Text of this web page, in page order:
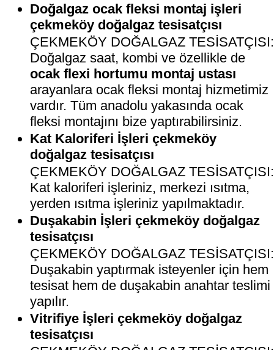
Doğalgaz ocak fleksi montaj işleri
çekmeköy doğalgaz tesisatçısı
ÇEKMEKÖY DOĞALGAZ TESİSATÇISI:
Doğalgaz saat, kombi ve özellikle de
ocak flexi hortumu montaj ustası
arayanlara ocak fleksi montaj hizmetimiz
vardır. Tüm anadolu yakasında ocak
fleksi montajını bize yaptırabilirsiniz.
Kat Kaloriferi İşleri çekmeköy
doğalgaz tesisatçısı
ÇEKMEKÖY DOĞALGAZ TESİSATÇISI:
Kat kaloriferi işleriniz, merkezi ısıtma,
yerden ısıtma işleriniz yapılmaktadır.
Duşakabin İşleri çekmeköy doğalgaz
tesisatçısı
ÇEKMEKÖY DOĞALGAZ TESİSATÇISI:
Duşakabin yaptırmak isteyenler için hem
tesisat hem de duşakabin anahtar teslimi
yapılır.
Vitrifiye İşleri çekmeköy doğalgaz
tesisatçısı